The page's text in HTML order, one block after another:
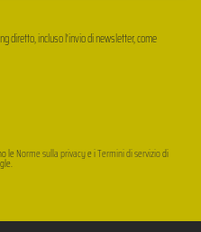
diretto, incluso l'invio di newsletter, come
le Norme sulla privacye iTermini di serviziodi